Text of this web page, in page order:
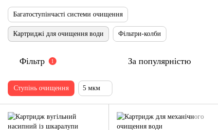
Багатоступінчасті системи очищення
Картриджі для очищення води Фільтри-колби
Фільтр 1 За популярністю
Ступінь очищення 5 мкм